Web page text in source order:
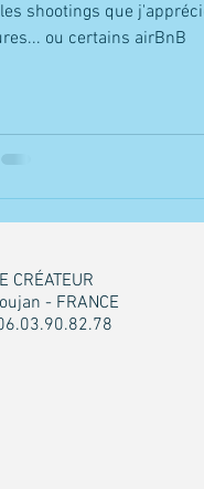
shootings que
ou certains airBnB
CRÉATEUR
- FRANCE